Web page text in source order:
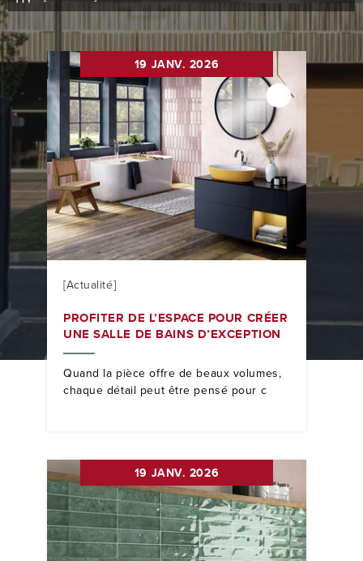
19 JANV. 2026
[Actualité]
PROFITER DE L’ESPACE POUR CRÉER
UNE SALLE DE BAINS D’EXCEPTION
Quand la pièce offre de beaux volumes,
chaque détail peut être pensé pour c
19 JANV. 2026